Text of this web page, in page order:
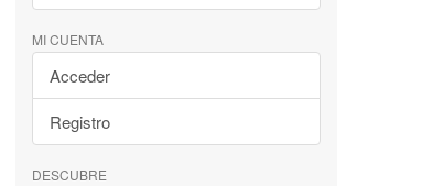
MI CUENTA
Acceder
Registro
DESCUBRE